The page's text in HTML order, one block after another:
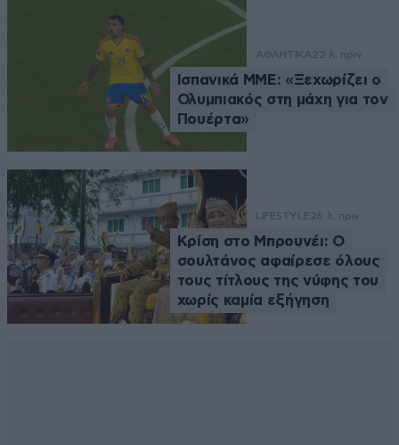
ΑΘΛΗΤΙΚΑ 22 λ. πριν
Ισπανικά ΜΜΕ: «Ξεχωρίζει ο
Ολυμπιακός στη μάχη για τον
Πουέρτα»
LIFESTYLE26 λ. πριν
Κρίση στο Μπρουνέι: Ο
σουλτάνος αφαίρεσε όλους
τους τίτλους της νύφης του
χωρίς καμία εξήγηση